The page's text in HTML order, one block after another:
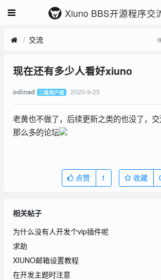
Xiuno BBS开源程序交
交流
现在还有多少人看好xiuno
odinad 二级用户组 2020-9-25
老黄也不做了，后续更新之类的也没了，
那么多的论坛
点赞 1 收藏
相关帖子
为什么没有人开发个vip插件呢
求助
XIUNO邮箱设置教程
在开发主题时注意